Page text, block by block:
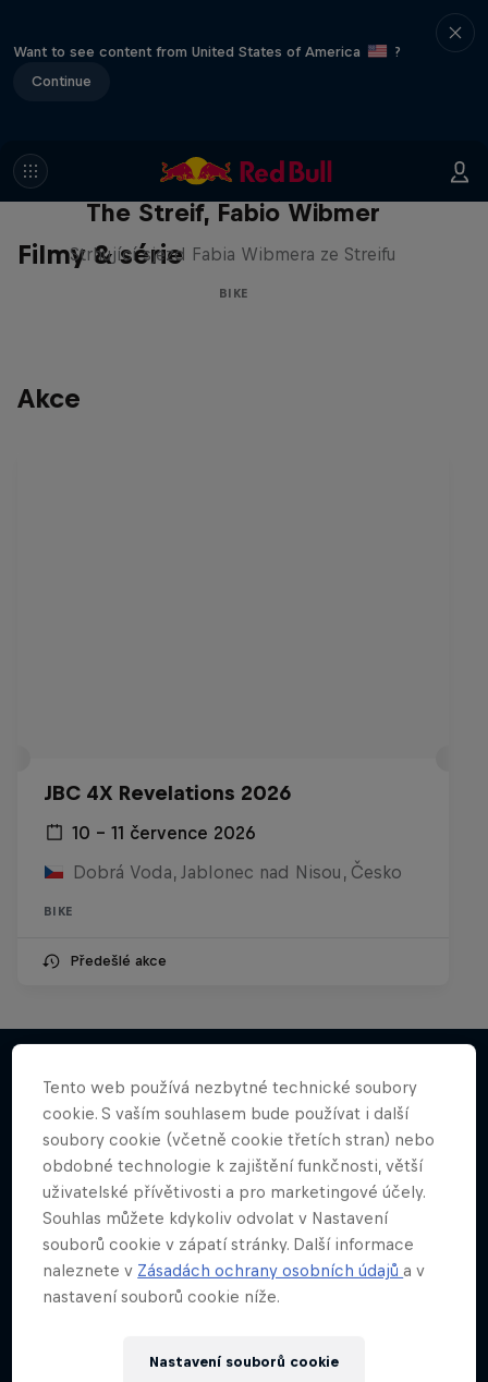
Want to see content from United States of America
?
Continue
Filmy & série
The Streif, Fabio Wibmer
Strhující sjezd Fabia Wibmera ze Streifu
BIKE
Akce
JBC 4X Revelations 2026
10 – 11 července 2026
Dobrá Voda, Jablonec nad Nisou, Česko
BIKE
Předešlé akce
Něco podobného?
The Streif, Fabio Wibmer
Strhující sjezd Fabia Wibmera ze Streifu
BIKE
Tento web používá nezbytné technické soubory
cookie. S vaším souhlasem bude používat i další
soubory cookie (včetně cookie třetích stran) nebo
obdobné technologie k zajištění funkčnosti, větší
uživatelské přívětivosti a pro marketingové účely.
Souhlas můžete kdykoliv odvolat v Nastavení
souborů cookie v zápatí stránky. Další informace
naleznete v Zásadách ochrany osobních údajůa v
nastavení souborů cookie níže.
Nastavení souborů cookie